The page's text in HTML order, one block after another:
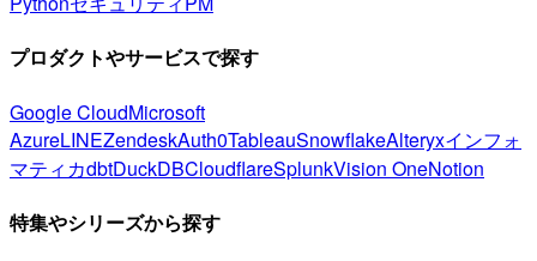
プロダクトやサービスで探す
Google CloudMicrosoft
AzureLINEZendeskAuth0TableauSnowflakeAlteryxインフォ
マティカdbtDuckDBCloudflareSplunkVision OneNotion
特集やシリーズから探す